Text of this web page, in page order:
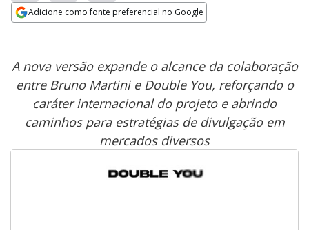
Adicione como fonte preferencial no Google
A nova versão expande o alcance da colaboração
entre Bruno Martini e Double You, reforçando o
caráter internacional do projeto e abrindo
caminhos para estratégias de divulgação em
mercados diversos